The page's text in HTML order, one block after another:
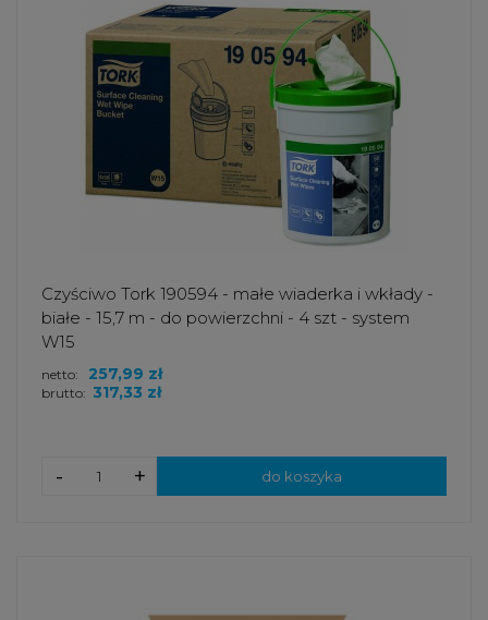
Czyściwo Tork 190594 - małe wiaderka i wkłady -
białe - 15,7 m - do powierzchni - 4 szt - system
W15
brutto: 317,33 zł
netto: 257,99 zł
+
- do koszyka